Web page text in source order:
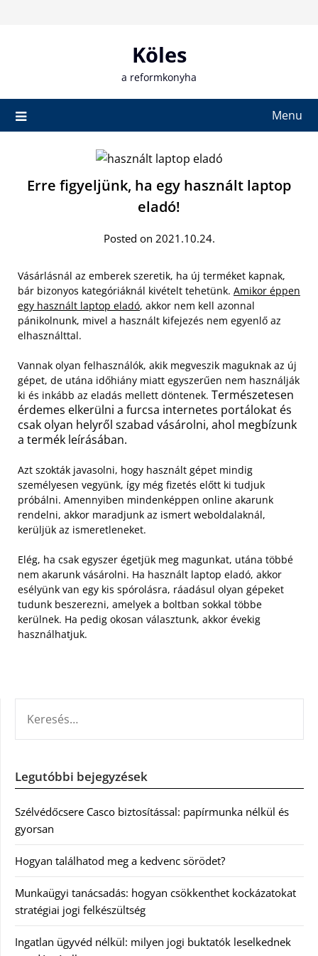
Köles
a reformkonyha
Menu
Erre figyeljünk, ha egy használt laptop
eladó!
Posted on 2021.10.24.
Vásárlásnál az emberek szeretik, ha új terméket kapnak,
bár bizonyos kategóriáknál kivételt tehetünk. Amikor éppen
egy használt laptop eladó, akkor nem kell azonnal
pánikolnunk, mivel a használt kifejezés nem egyenlő az
elhasználttal.
Vannak olyan felhasználók, akik megveszik maguknak az új
gépet, de utána időhiány miatt egyszerűen nem használják
ki és inkább az eladás mellett döntenek. Természetesen
érdemes elkerülni a furcsa internetes portálokat és
csak olyan helyről szabad vásárolni, ahol megbízunk
a termék leírásában.
Azt szokták javasolni, hogy használt gépet mindig
személyesen vegyünk, így még fizetés előtt ki tudjuk
próbálni. Amennyiben mindenképpen online akarunk
rendelni, akkor maradjunk az ismert weboldalaknál,
kerüljük az ismeretleneket.
Elég, ha csak egyszer égetjük meg magunkat, utána többé
nem akarunk vásárolni. Ha használt laptop eladó, akkor
esélyünk van egy kis spórolásra, ráadásul olyan gépeket
tudunk beszerezni, amelyek a boltban sokkal többe
kerülnek. Ha pedig okosan választunk, akkor évekig
használhatjuk.
Legutóbbi bejegyzések
Szélvédőcsere Casco biztosítással: papírmunka nélkül és
gyorsan
Hogyan találhatod meg a kedvenc sörödet?
Munkaügyi tanácsadás: hogyan csökkenthet kockázatokat
stratégiai jogi felkészültség
Ingatlan ügyvéd nélkül: milyen jogi buktatók leselkednek